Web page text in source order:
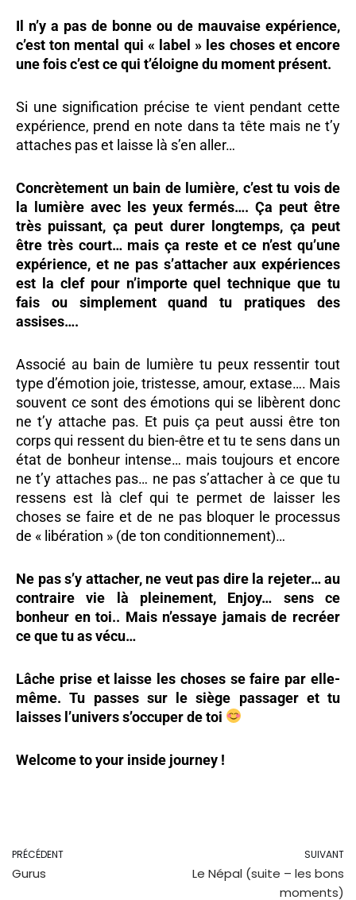
Il n’y a pas de bonne ou de mauvaise expérience,
c’est ton mental qui « label » les choses et encore
une fois c’est ce qui t’éloigne du moment présent.
Si une signification précise te vient pendant cette
expérience, prend en note dans ta tête mais ne t’y
attaches pas et laisse là s’en aller…
Concrètement un bain de lumière, c’est tu vois de
la lumière avec les yeux fermés…. Ça peut être
très puissant, ça peut durer longtemps, ça peut
être très court… mais ça reste et ce n’est qu’une
expérience, et ne pas s’attacher aux expériences
est la clef pour n’importe quel technique que tu
fais ou simplement quand tu pratiques des
assises….
Associé au bain de lumière tu peux ressentir tout
type d’émotion joie, tristesse, amour, extase…. Mais
souvent ce sont des émotions qui se libèrent donc
ne t’y attache pas. Et puis ça peut aussi être ton
corps qui ressent du bien-être et tu te sens dans un
état de bonheur intense… mais toujours et encore
ne t’y attaches pas… ne pas s’attacher à ce que tu
ressens est là clef qui te permet de laisser les
choses se faire et de ne pas bloquer le processus
de « libération » (de ton conditionnement)…
Ne pas s’y attacher, ne veut pas dire la rejeter… au
contraire vie là pleinement, Enjoy… sens ce
bonheur en toi.. Mais n’essaye jamais de recréer
ce que tu as vécu…
Lâche prise et laisse les choses se faire par elle-
même. Tu passes sur le siège passager et tu
laisses l’univers s’occuper de toi
Welcome to your inside journey !
PRÉCÉDENT
Gurus
SUIVANT
Le Népal (suite – les bons
moments)